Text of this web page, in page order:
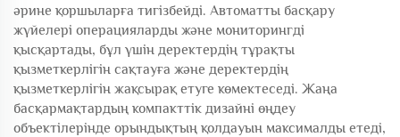
әрине қоршыларға тигізбейді. Автоматты басқару
жүйелері операцияларды және мониторингді
қысқартады, бұл үшін деректердің тұрақты
қызметкерлігін сақтауға және деректердің
қызметкерлігін жақсырақ етуге көмектеседі. Жаңа
басқармақтардың компакттік дизайні өңдеу
объектілерінде орындықтың қолдауын максималды етеді,